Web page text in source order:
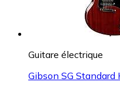
Guitare électrique
Gibson SG Standard